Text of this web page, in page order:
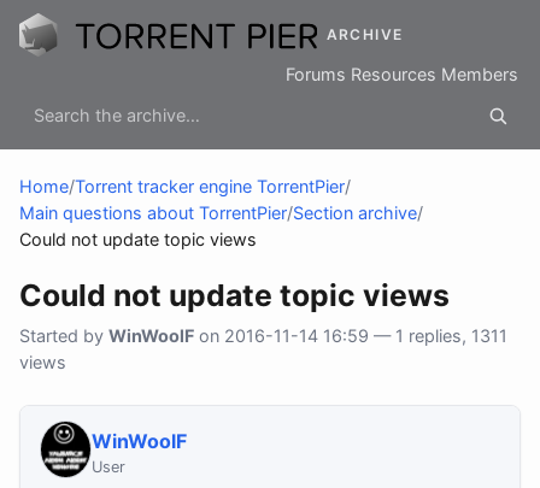
ARCHIVE
Forums Resources Members
Home/Torrent tracker engine TorrentPier/
Main questions about TorrentPier/Section archive/
Could not update topic views
Could not update topic views
Started by WinWoolF on 2016-11-14 16:59 — 1 replies, 1311
views
WinWoolF
User